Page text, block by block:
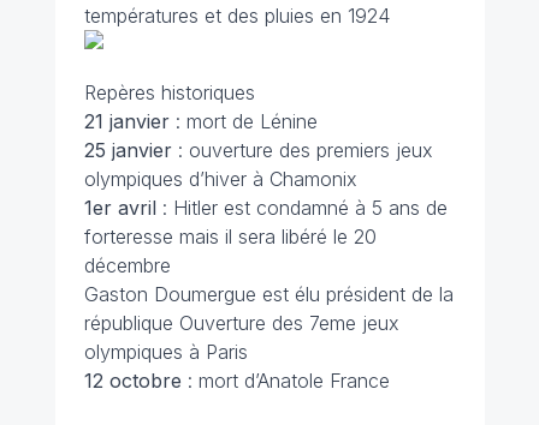
températures et des pluies en 1924
Repères historiques
21 janvier: mort de Lénine
25 janvier: ouverture des premiers jeux
olympiques d’hiver à Chamonix
1er avril : Hitler est condamné à 5 ans de
forteresse mais il sera libéré le 20
décembre
Gaston Doumergue est élu président de la
république Ouverture des 7eme jeux
olympiques à Paris
12 octobre : mort d’Anatole France